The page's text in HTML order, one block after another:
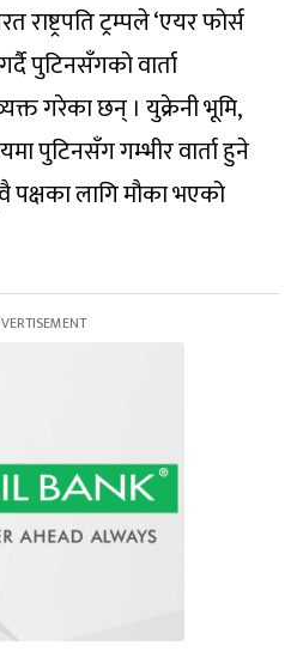
राष्ट्रपति ट्रम्पले ‘एयर फोर्स
पुटिनसँगको वार्ता
गरेका छन् । युक्रेनी भूमि,
पुटिनसँग गम्भीर वार्ता हुने
पक्षका लागि मौका भएको